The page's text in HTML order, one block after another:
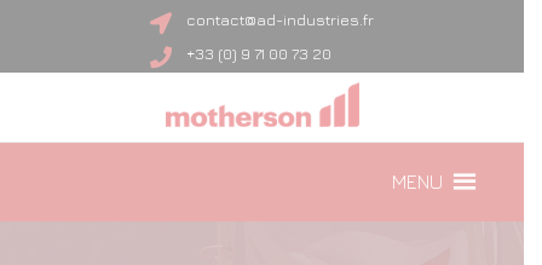
contact@ad-industries.fr
+33 (0) 9 71 00 73 20
MENU